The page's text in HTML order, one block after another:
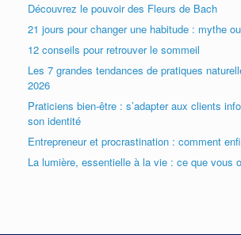
Découvrez le pouvoir des Fleurs de Bach
21 jours pour changer une habitude : mythe
12 conseils pour retrouver le sommeil
Les 7 grandes tendances de pratiques
2026
Praticiens bien-être : s’adapter aux clients
son identité
Entrepreneur et procrastination : comment
La lumière, essentielle à la vie : ce que vous